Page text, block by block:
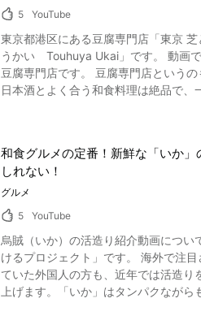
に考案したという説や、東京神田の
です。 今や日本の夏の定番人気メニューの「冷やし中華」。多くの飲食店では、夏の期間限定メニューとして出されています。お店の前に「冷や
し中華はじめました」というお知らせを見ると「夏が来た
ていて、冷たくて口当たりやのど越
れています。 冷やし中華の簡単な基本レシピを紹介！ 写真：冷やし中華の具材 冷やし中華の具には、一般的にはきゅうりやハム、トマトや卵焼
きなどが多いのですが、お店や家庭によって材料はさまざ
介しますね。 【用意するもの】 （たれ） ・醤油 大さじ４ ・砂糖 大さじ２と１／２ ・米酢 大さじ２ ・水 大さじ１ ・ごま油 大さじ１ ・
すりおろしショウガ 小さじ１／４ （具） ・卵 2個 ・砂糖 大さじ１ ・塩 少々 ・きゅうり １／２本 ・トマト １／２個 ・ハム 数枚
（麺） 中華麺 1玉 【料理の手順】 1.たれの材料をすべて混ぜて合わせて冷蔵庫で冷やす 2.溶き卵に砂糖と塩を加えてフライパンで薄く焼く 3.
きゅうりとハム、玉子を千切り。トマ
たれをかければ完成 食材を千切りにする動画をご覧いただけます。 【動画】1:43～ 食材を千切りにする 【冷やし中華のたれの作り方】 たれ用
は、たれを先に作り、冷蔵庫で冷やしておくといいでしょう。 中華麺を使ったおいし
冷やし中華の基本レシピをご紹介しま
るので、簡単なアレンジ方法をご紹介します。 ・具材をかえる ハムのかわりに豚肉にしてみたり、きんし玉子のか
すね。アボカドやツナを使ってみても。 ・味をたす 基本レシピをもとに、すりごま、ラー油、マヨネーズ、からしなどを足すことでま
5
YouTube
東京都港区にある豆腐専門店「東京 芝とうふ屋うかい」動画紹介 こちらは「美味し
うかい Touhuya Ukai」です。 動画でご覧になれる「東京 芝とうふ屋うかい」とは、東京都港区の東京タワーにある、素晴らしい庭園を構えた
豆腐専門店です。 豆腐専門店という
日本酒とよく合う和食料理は絶品で
動画の3:03からご覧になれる二品目
ることが出来ます。 ③ 海老真丈 動画の3:26からご覧になれる三品目は、海老真丈です。 透明感のある見た目からは想像もつかない濃厚な味わ
いを堪能出来ます。 画像引用 :YouTube screenshot ④ 加茂なす胡麻和え 動画の3:35からご覧になれる四品目は、加茂なす胡麻和えです。 シン
プルな見た目ながらもこだわりの素材によるな
からご覧になれる五品目は、店名に
ふでは満足出来なくなること間違い無しです。 ⑥ 特選和牛炭火焼き 動画の4:17でご覧になれる六品目は、和牛を贅沢
火焼きです。 炭火でしっかり焼き上げられた和牛を、
は、鮎を贅沢に炊き込んだ鮎ご飯です。
の5:38からご覧になれる八品目は、デ
和食グルメの定番！新鮮な「いか
しれない！
グルメ
5
YouTube
烏賊（いか）の活造り紹介動画について こちらの動画は「さばけるチャンネル」が公開した「烏賊（いか）の活造り - Build a squid -｜日本
けるプロジェクト」です。 海外で注目されている和食グルメのなかでもお寿司や海鮮の活造りに注目が集まっています。 生で食べるのを躊躇し
ていた外国人の方も、近年では活造りを堪能する人も多いです。 そんな活造りの中で
上げます。「いか」はタンパクながらも、非常に奥深い味の魚介です。 新鮮